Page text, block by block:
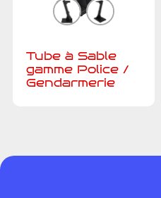
Tube à Sable
gamme Police /
Gendarmerie